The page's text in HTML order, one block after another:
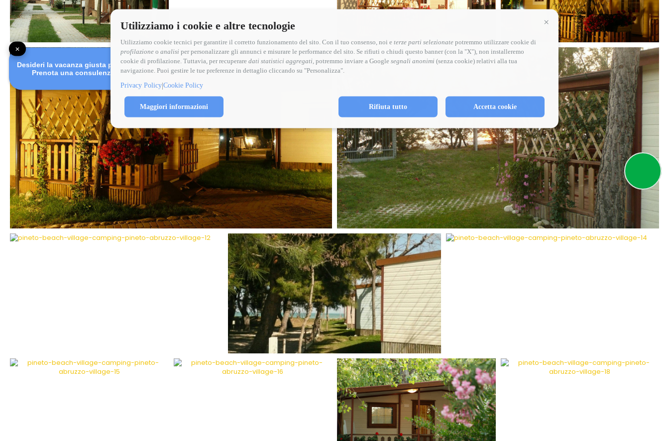
Continua senza accettare
Utilizziamo i cookie e altre tecnologie
Utilizziamo cookie tecnici per garantire il corretto funzionamento del sito. Con il tuo consenso, noi e terze parti selezionate potremmo utilizzare cookie di
profilazione o analisi per personalizzare gli annunci e misurare le performance del sito. Se rifiuti o chiudi questo banner (con la "X"), non installeremo
cookie di profilazione. Tuttavia, per recuperare dati statistici aggregati , potremmo inviare a Google segnali anonimi (senza cookie) relativi alla tua
navigazione. Puoi gestire le tue preferenze in dettaglio cliccando su "Personalizza".
Privacy Policy|Cookie Policy
Accetta cookie
Rifiuta tutto
Maggiori informazioni
Desideri la vacanza giusta per te?
Prenota una consulenza!
✕